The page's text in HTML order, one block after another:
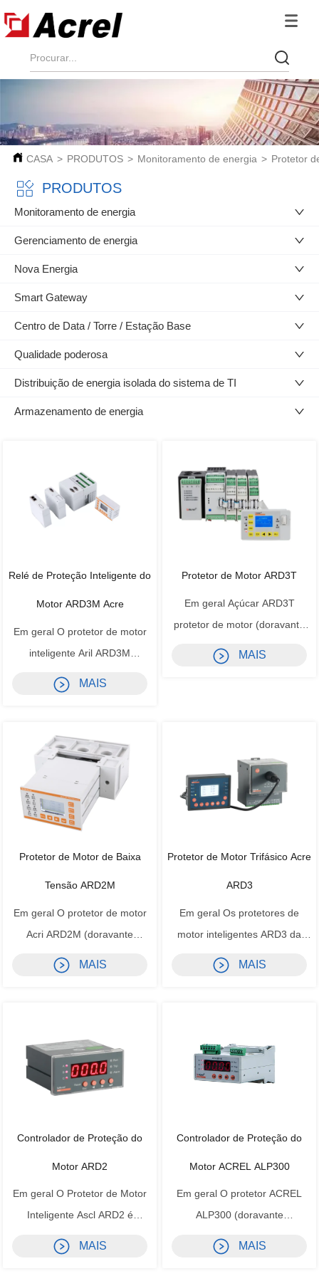
CASA > PRODUTOS > Monitoramento de energia > Protetor
PRODUTOS
Monitoramento de energia
Gerenciamento de energia
Nova Energia
Smart Gateway
Centro de Data / Torre / Estação Base
Qualidade poderosa
Distribuição de energia isolada do sistema de TI
Armazenamento de energia
Relé de Proteção Inteligente do
Motor ARD3M Acre
Em geral O protetor de motor
inteligente Aril ARD3M
(doravante denominado
protetor) é adequado para
tensão com tensão nominal de
até 660V e integra proteção,
medição, controle,
comunicação, operação e
manutenção. Sua funçã...
MAIS
Protetor de Motor ARD3T
Em geral Açúcar ARD3T
protetor de motor (doravante
denominado protetor) é
adequado para circuitos de
operação e manutenção. Sua
função de proteç...
MAIS
Protetor de Motor de Baixa
Tensão ARD2M
Em geral O protetor de motor
Acri ARD2M (doravante
denominado protetor) é
adequado para circuitos de
integra proteção, medição,
controle, comunicação,
operação e manutenção. Sua
MAIS
Protetor de Motor Trifásico Acre
ARD3
Em geral Os protetores de
motor inteligentes ARD3 da
acrel podem proteger os
motores de muitas falhas
intuitiva por meio do LCD. O
protetor possui interface de
MAIS
Controlador de Proteção do
Motor ARD2
Em geral O Protetor de Motor
Inteligente Ascl ARD2 é
adequado para motores com
tensão nominal de AC380V /
MAIS
Controlador de Proteção do
Motor ACREL ALP300
Em geral O protetor ACREL
ALP300 (doravante
denominado protetor) adota a
mais recente tecnologia de
MAIS